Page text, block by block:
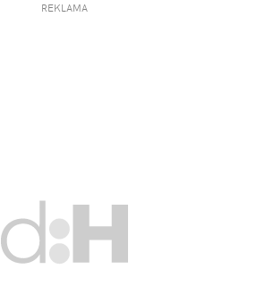
REKLAMA